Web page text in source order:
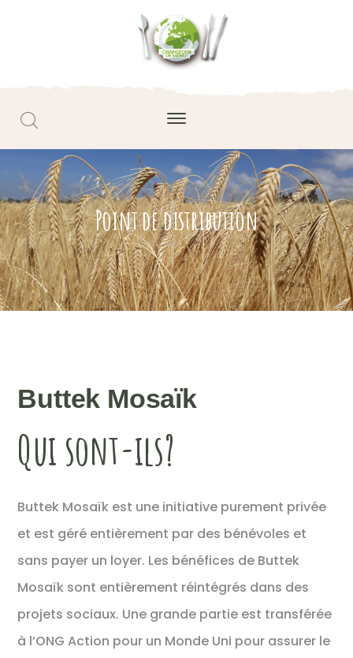
Point de distribution
Buttek Mosaïk
Qui sont-ils?
Buttek Mosaïk est une initiative purement privée
et est géré entièrement par des bénévoles et
sans payer un loyer. Les bénéfices de Buttek
Mosaïk sont entièrement réintégrés dans des
projets sociaux. Une grande partie est transférée
à l’ONG Action pour un Monde Uni pour assurer le